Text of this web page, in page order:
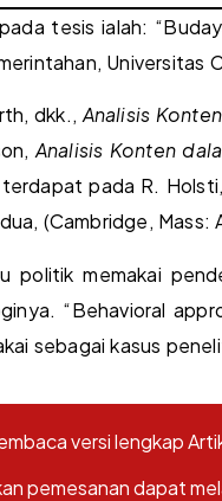
tesis ialah:
Universitas
dkk.,Analisis
Analisis Konten
pada R.
(Cambridge, Mass:
politik memakai
“Behavioral
sebagai kasus
versi lengkap
pemesanan dapat